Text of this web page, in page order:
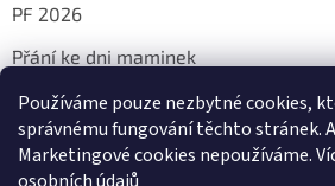
Používáme pouze nezbytné cookies,
správnému fungování těchto stránek.
Marketingové cookies nepoužíváme.
PF 2026
Přání ke dni maminek
Facebook